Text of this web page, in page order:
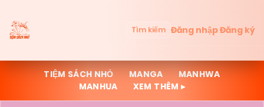
Tìm kiếm Đăng nhậpĐăng ký
TIỆM SÁCH NHỎ MANGA
MANHWA
MANHUA
XEM THÊM ▸